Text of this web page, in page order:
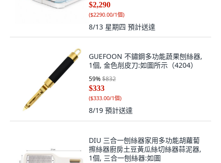
$2,290
($2290.00/1個)
8/13 星期四 預計送達
GUEFOON 不鏽鋼多功能蔬果刨絲器,
1個, 金色削皮刀:如圖所示（4204）
59%$832
$333
($333.00/1個)
8/19 預計送達
DIU 三合一刨絲器家用多功能胡蘿蔔
擦絲器廚房土豆黃瓜絲切絲器蒜泥器,
1個, 三合一刨絲器:如圖